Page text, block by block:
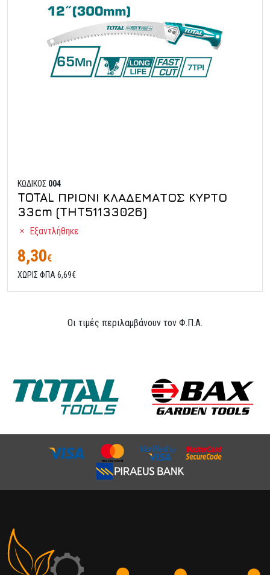
ΚΩΔΙΚΟΣ 004
TOTAL ΠΡΙΟΝΙ ΚΛΑΔΕΜΑΤΟΣ ΚΥΡΤΟ
33cm (THT51133026)
Εξαντλήθηκε
8,30€
ΧΩΡΙΣ ΦΠΑ 6,69€
Οι τιμές περιλαμβάνουν τον Φ.Π.Α.